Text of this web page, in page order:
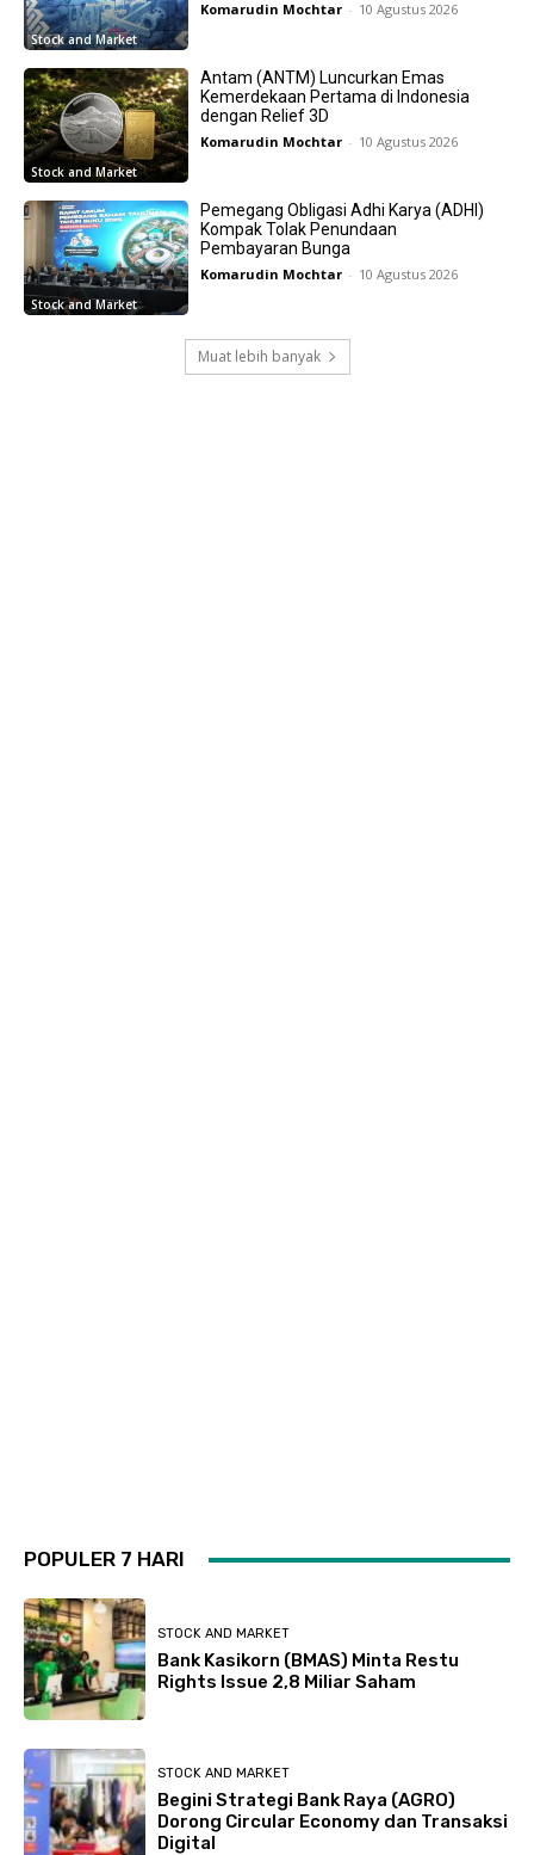
Stock and Market
Komarudin Mochtar - 10 Agustus 2026
Stock and Market
Antam (ANTM) Luncurkan Emas
Kemerdekaan Pertama di Indonesia
dengan Relief 3D
Komarudin Mochtar - 10 Agustus 2026
Stock and Market
Pemegang Obligasi Adhi Karya (ADHI)
Kompak Tolak Penundaan
Pembayaran Bunga
Komarudin Mochtar - 10 Agustus 2026
Muat lebih banyak
POPULER 7 HARI
STOCK AND MARKET
Bank Kasikorn (BMAS) Minta Restu
Rights Issue 2,8 Miliar Saham
STOCK AND MARKET
Begini Strategi Bank Raya (AGRO)
Dorong Circular Economy dan Transaksi
Digital